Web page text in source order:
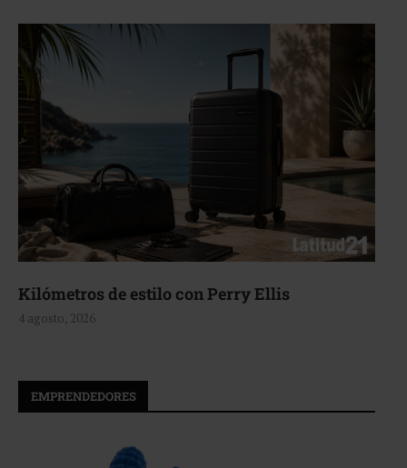
Aerie, texturas que fluyen
4 agosto, 2026
EMPRENDEDORES